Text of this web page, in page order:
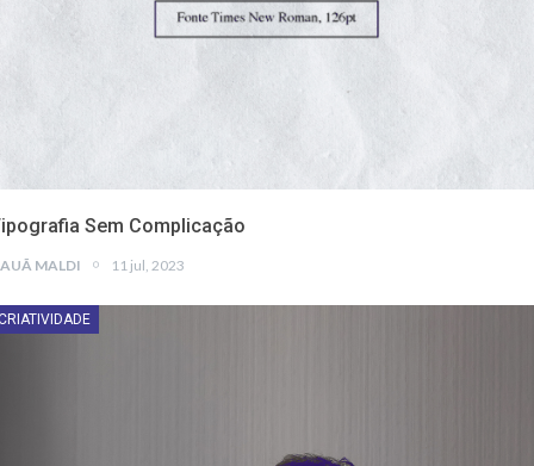
Sem Complicação
MALDI 11 jul, 2023